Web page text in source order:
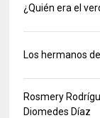
¿Quién era el
Los hermanos
Rosmery
Diomedes Díaz